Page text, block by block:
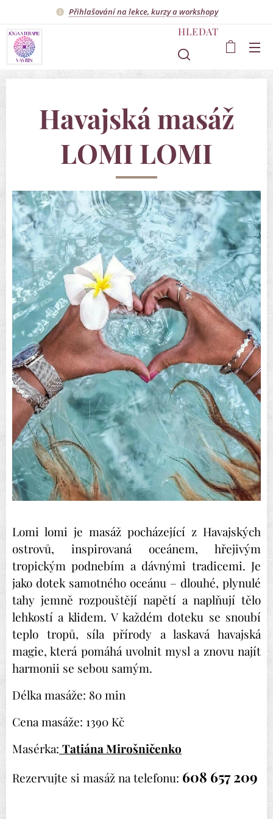
Přihlašování na lekce, kurzy a workshopy
HLEDAT
Havajská masáž
LOMI LOMI
Lomi lomi je masáž pocházející z Havajských
ostrovů, inspirovaná oceánem, hřejivým
tropickým podnebím a dávnými tradicemi. Je
jako dotek samotného oceánu – dlouhé, plynulé
tahy jemně rozpouštějí napětí a naplňují tělo
lehkostí a klidem. V každém doteku se snoubí
teplo tropů, síla přírody a laskavá havajská
magie, která pomáhá uvolnit mysl a znovu najít
harmonii se sebou samým.
Délka masáže: 80 min
Cena masáže: 1390 Kč
Masérka: Tatiána Mirošničenko
Rezervujte si masáž na telefonu: 608 657 209